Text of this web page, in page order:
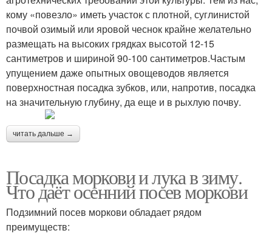
кому «повезло» иметь участок с плотной, суглинистой
почвой озимый или яровой чеснок крайне желательно
размещать на высоких грядках высотой 12-15
сантиметров и шириной 90-100 сантиметров.Частым
упущением даже опытных овощеводов является
поверхностная посадка зубков, или, напротив, посадка
на значительную глубину, да еще и в рыхлую почву.
читать дальше →
Посадка моркови и лука в зиму.
Что даёт осенний посев моркови
Подзимний посев моркови обладает рядом
преимуществ: